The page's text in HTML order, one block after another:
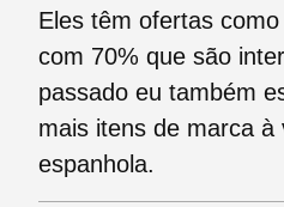
Eles têm ofertas
com 70% que são
passado eu também
mais itens de marca à
espanhola.